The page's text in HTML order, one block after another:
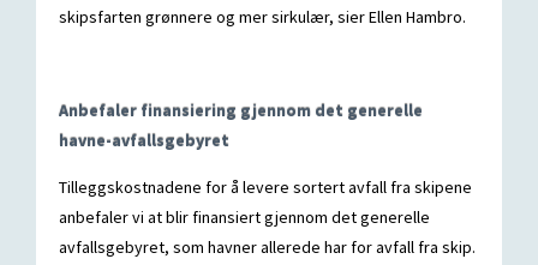
skipsfarten grønnere og mer sirkulær, sier Ellen Hambro.
Anbefaler finansiering gjennom det generelle
havne-avfallsgebyret
Tilleggskostnadene for å levere sortert avfall fra skipene
anbefaler vi at blir finansiert gjennom det generelle
avfallsgebyret, som havner allerede har for avfall fra skip.